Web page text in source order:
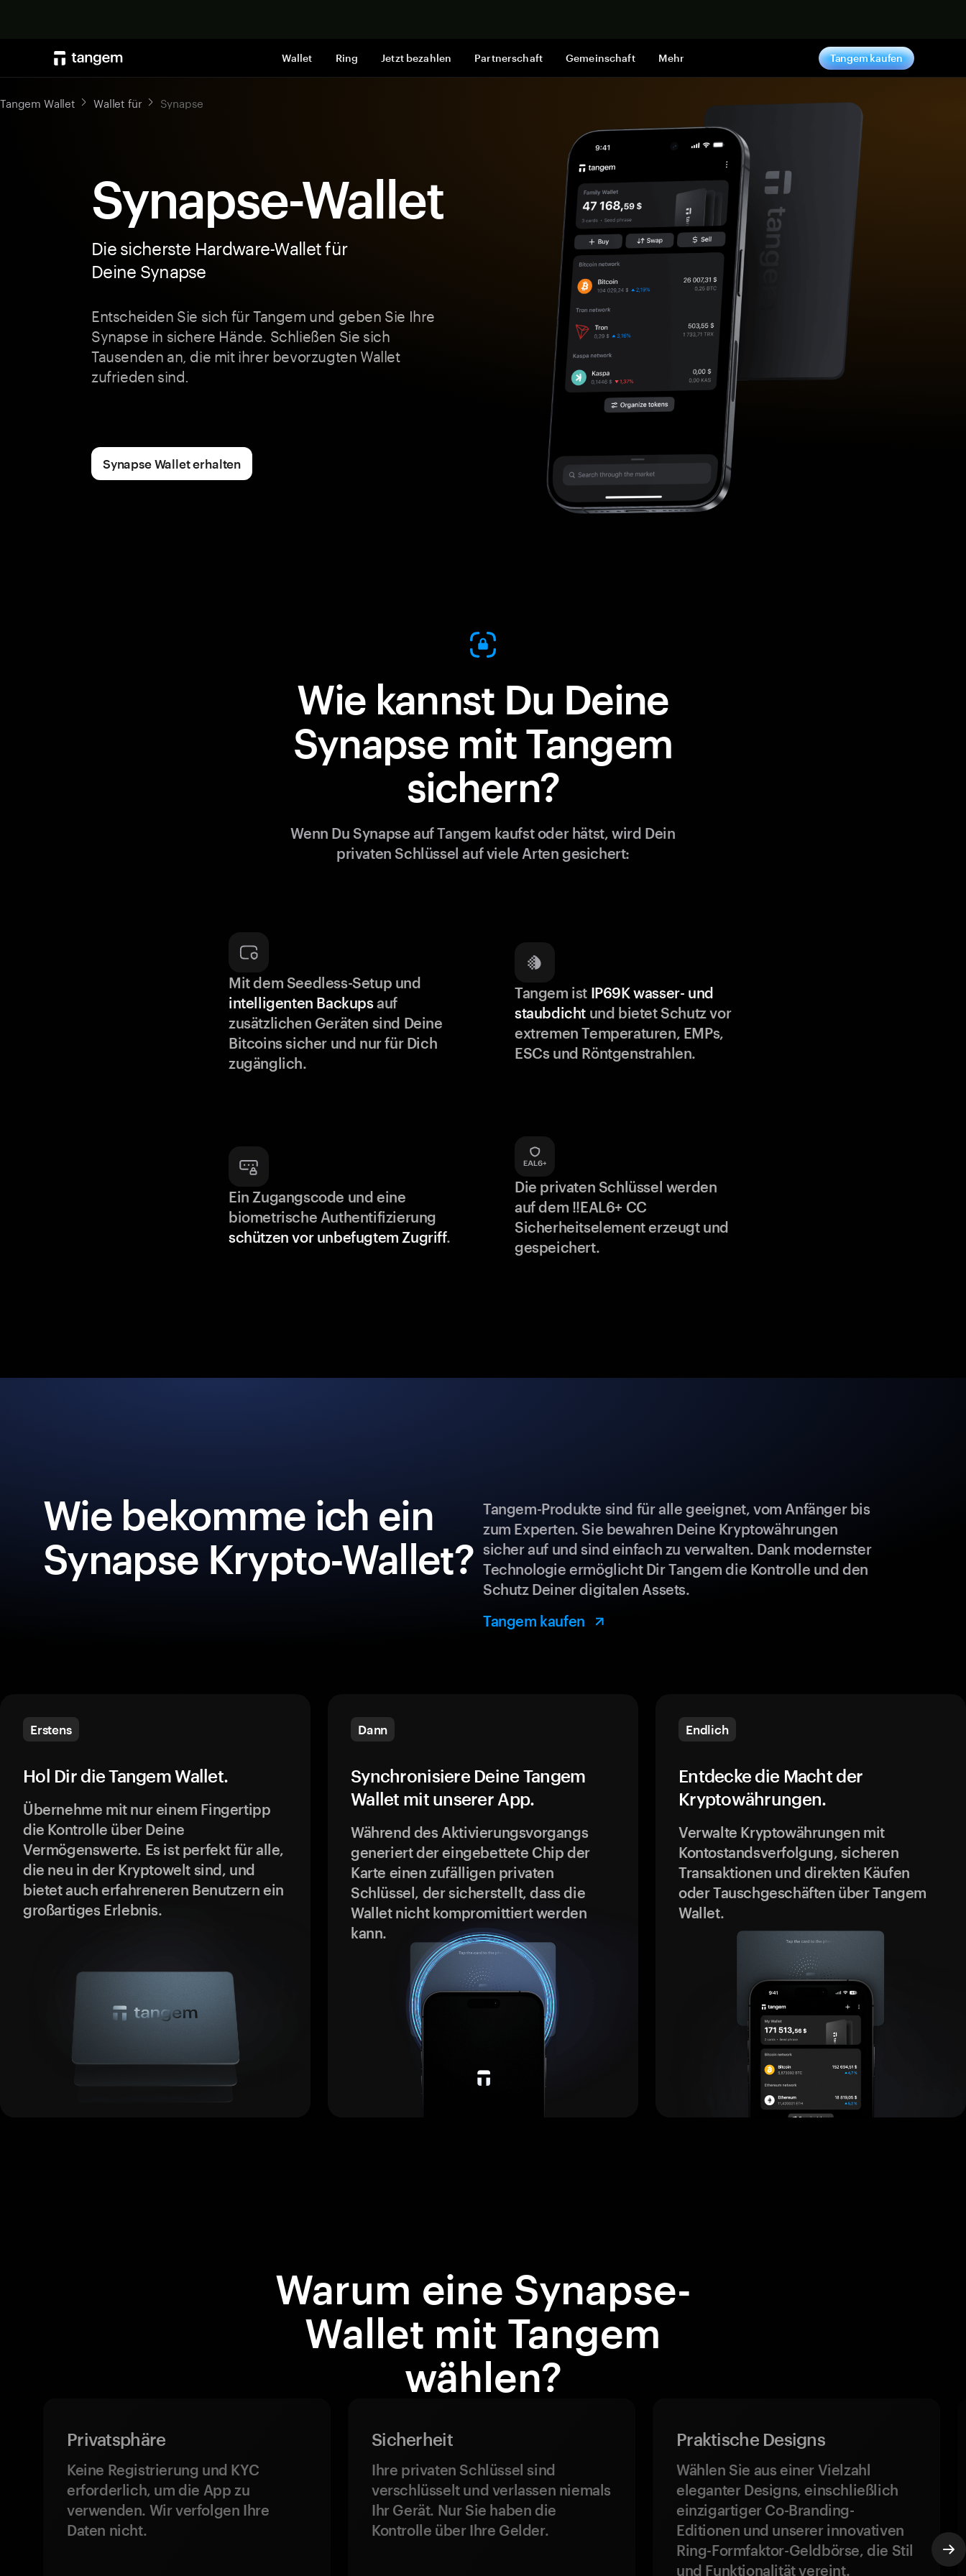
Wallet Ring Jetzt bezahlen Partnerschaft Gemeinschaft Mehr Tangem kaufen
Tangem Wallet Wallet für Synapse
Synapse-Wallet
Die sicherste Hardware-Wallet für
Deine Synapse
Entscheiden Sie sich für Tangem und geben Sie Ihre
Synapse in sichere Hände. Schließen Sie sich
Tausenden an, die mit ihrer bevorzugten Wallet
zufrieden sind.
Synapse Wallet erhalten
Wie kannst Du Deine
Synapse mit Tangem
sichern?
Wenn Du Synapse auf Tangem kaufst oder hätst, wird Dein
privaten Schlüssel auf viele Arten gesichert:
Mit dem Seedless-Setup und
intelligenten Backupsauf
zusätzlichen Geräten sind Deine
Bitcoins sicher und nur für Dich
zugänglich.
Tangem ist IP69K wasser- und
staubdicht und bietet Schutz vor
extremen Temperaturen, EMPs,
ESCs und Röntgenstrahlen.
Ein Zugangscode und eine
biometrische Authentifizierung
schützen vor unbefugtem Zugriff.
Die privaten Schlüssel werden
auf dem !!EAL6+ CC
Sicherheitselement erzeugt und
gespeichert.
Wie bekomme ich ein
Synapse Krypto-Wallet?
Tangem-Produkte sind für alle geeignet, vom Anfänger bis
zum Experten. Sie bewahren Deine Kryptowährungen
sicher auf und sind einfach zu verwalten. Dank modernster
Technologie ermöglicht Dir Tangem die Kontrolle und den
Schutz Deiner digitalen Assets.
Tangem kaufen
Erstens
Hol Dir die Tangem Wallet.
Übernehme mit nur einem Fingertipp
die Kontrolle über Deine
Vermögenswerte. Es ist perfekt für alle,
die neu in der Kryptowelt sind, und
bietet auch erfahreneren Benutzern ein
großartiges Erlebnis.
Dann
Synchronisiere Deine Tangem
Wallet mit unserer App.
Während des Aktivierungsvorgangs
generiert der eingebettete Chip der
Karte einen zufälligen privaten
Schlüssel, der sicherstellt, dass die
Wallet nicht kompromittiert werden
kann.
Endlich
Entdecke die Macht der
Kryptowährungen.
Verwalte Kryptowährungen mit
Kontostandsverfolgung, sicheren
Transaktionen und direkten Käufen
oder Tauschgeschäften über Tangem
Wallet.
Warum eine Synapse-
Wallet mit Tangem
wählen?
Privatsphäre
Keine Registrierung und KYC
erforderlich, um die App zu
verwenden. Wir verfolgen Ihre
Daten nicht.
Sicherheit
Ihre privaten Schlüssel sind
verschlüsselt und verlassen niemals
Ihr Gerät. Nur Sie haben die
Kontrolle über Ihre Gelder.
Praktische Designs
Wählen Sie aus einer Vielzahl
eleganter Designs, einschließlich
einzigartiger Co-Branding-
Editionen und unserer innovativen
Ring-Formfaktor-Geldbörse, die Stil
und Funktionalität vereint.